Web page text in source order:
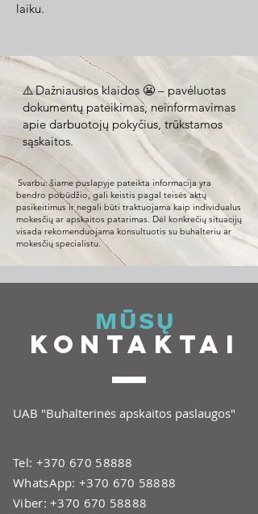
laiku.
⚠️ Dažniausios klaidos 😬 – pavėluotas
dokumentų pateikimas, neinformavimas
apie darbuotojų pokyčius, trūkstamos
sąskaitos.
Svarbu: šiame puslapyje pateikta informacija yra
bendro pobūdžio, gali keistis pagal teisės aktų
pasikeitimus ir negali būti traktuojama kaip individualus
mokesčių ar apskaitos patarimas. Dėl konkrečių situacijų
visada rekomenduojama konsultuotis su buhalteriu ar
mokesčių specialistu.
MŪSŲ
KONTAKTAI
UAB "Buhalterinės apskaitos paslaugos"
Tel: +370 670 58888
WhatsApp:+370 670 58888
Viber:+370 670 58888